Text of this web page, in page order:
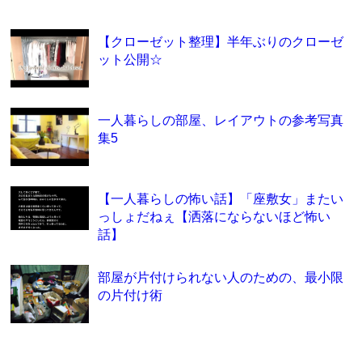
【クローゼット整理】半年ぶりのクローゼ
ット公開☆
一人暮らしの部屋、レイアウトの参考写真
集5
【一人暮らしの怖い話】「座敷女」またい
っしょだねぇ【洒落にならないほど怖い
話】
部屋が片付けられない人のための、最小限
の片付け術